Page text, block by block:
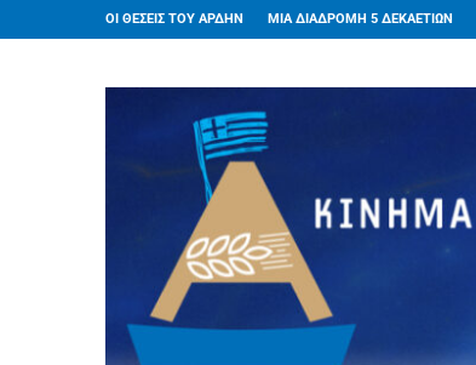
ΟΙ ΘΕΣΕΙΣ ΤΟΥ ΑΡΔΗΝ ΜΙΑ ΔΙΑΔΡΟΜΗ 5 ΔΕΚΑΕΤΙΩΝ